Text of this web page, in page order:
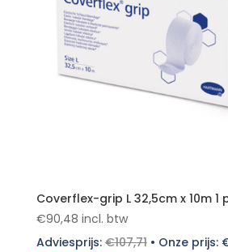
Coverflex-grip L 32,5cm x 10m 1
€90,48 incl. btw
Adviesprijs:€107,71• Onze prijs: